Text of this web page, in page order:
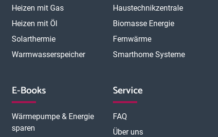
Heizen mit Gas
Heizen mit Öl
Solarthermie
Warmwasserspeicher
Haustechnikzentrale
Biomasse Energie
Fernwärme
Smarthome Systeme
E-Books
Wärmepumpe & Energie
sparen
Service
FAQ
Über uns